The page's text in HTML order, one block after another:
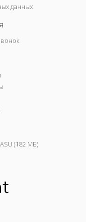
данных
(182 МБ)